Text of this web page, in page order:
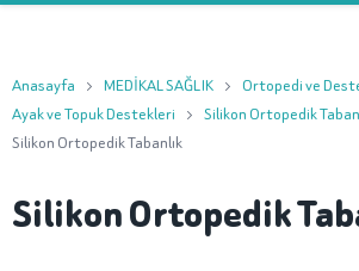
Anasayfa MEDİKAL SAĞLIK
Ortopedi ve
Ayak ve Topuk Destekleri
Silikon Ortopedik
Silikon Ortopedik Tabanlık
Silikon Ortopedik